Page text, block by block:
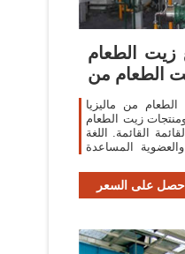
الطعام
الطعام من
من ماليزيا
زيت الطعام
القائمة. اللغة
والعضوية المساعدة
على السعر